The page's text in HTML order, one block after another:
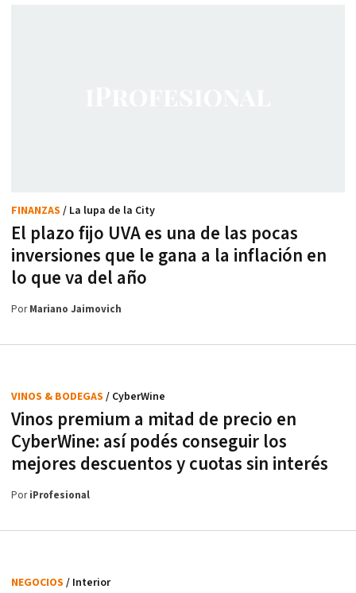
El plazo fijo UVA es una de las pocas
inversiones que le gana a la inflación en
lo que va del año
FINANZAS / La lupa de la City
PorMariano Jaimovich
Vinos premium a mitad de precio en
CyberWine: así podés conseguir los
mejores descuentos y cuotas sin interés
VINOS & BODEGAS / CyberWine
PoriProfesional
NEGOCIOS / Interior